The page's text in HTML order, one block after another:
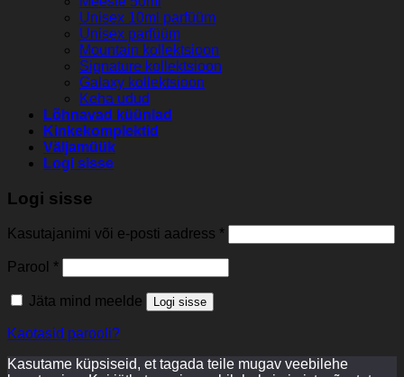
Unisex 10ml parfüüm
Unisex parfüüm
Mountain kollektsioon
Signature kollektsioon
Galaxy kollektsioon
Keha udud
Lõhnavad küünlad
Kinkekomplektid
Väljamüük
Logi sisse
Logi sisse
Kasutajanimi või e-posti aadress *
Parool *
Jäta mind meelde Logi sisse
Kaotasid parooli?
Kasutame küpsiseid, et tagada teile mugav veebilehe